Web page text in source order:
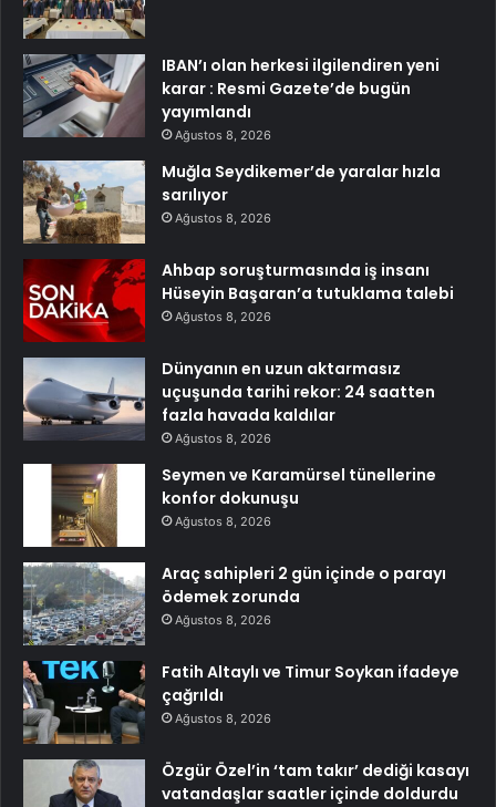
IBAN’ı olan herkesi ilgilendiren yeni
karar : Resmi Gazete’de bugün
yayımlandı
Ağustos 8, 2026
Muğla Seydikemer’de yaralar hızla
sarılıyor
Ağustos 8, 2026
Ahbap soruşturmasında iş insanı
Hüseyin Başaran’a tutuklama talebi
Ağustos 8, 2026
Dünyanın en uzun aktarmasız
uçuşunda tarihi rekor: 24 saatten
fazla havada kaldılar
Ağustos 8, 2026
Seymen ve Karamürsel tünellerine
konfor dokunuşu
Ağustos 8, 2026
Araç sahipleri 2 gün içinde o parayı
ödemek zorunda
Ağustos 8, 2026
Fatih Altaylı ve Timur Soykan ifadeye
çağrıldı
Ağustos 8, 2026
Özgür Özel’in ‘tam takır’ dediği kasayı
vatandaşlar saatler içinde doldurdu